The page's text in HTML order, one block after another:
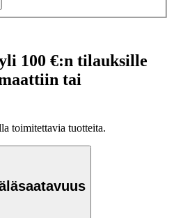
100 €:n tilauksille
tai
toimitettavia tuotteita.